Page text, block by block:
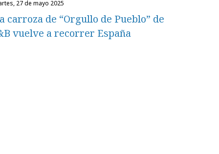
27 de mayo 2025
carroza de “Orgullo de Pueblo” de
vuelve a recorrer España